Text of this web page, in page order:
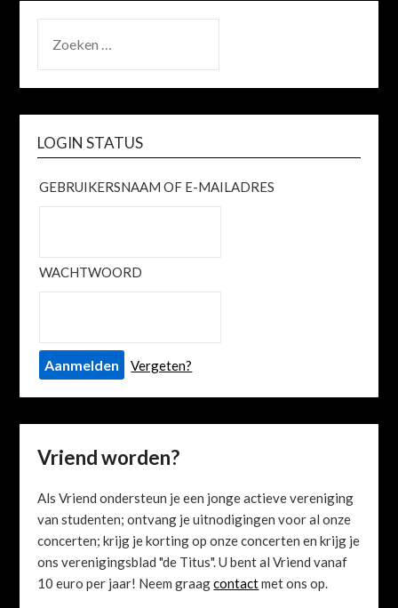
NAAR:
LOGIN STATUS
GEBRUIKERSNAAM OF E-MAILADRES
WACHTWOORD
Vergeten?
Vriend worden?
Als Vriend ondersteun je een jonge actieve vereniging
van studenten; ontvang je uitnodigingen voor al onze
concerten; krijg je korting op onze concerten en krijg je
ons verenigingsblad "de Titus". U bent al Vriend vanaf
10 euro per jaar! Neem graagcontactmet ons op.